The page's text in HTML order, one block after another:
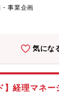
います。これまで
事業運営・組織
立フェーズから長
務など、経営を支
決定対応・契約書
業務（財務諸表
係先への渉外対
であり、当事業で
。【魅力】水イン
盤を持つ同社。当
PPP(官民連携)の
事業企画
気にな
】経理マネ